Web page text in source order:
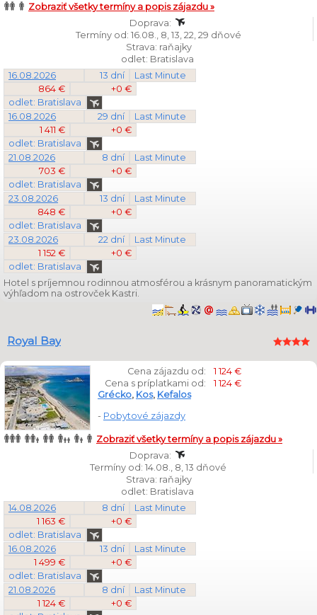
Zobraziť všetky termíny a popis zájazdu »
Doprava:
Termíny od: 16.08., 8, 13, 22, 29 dňové
Strava: raňajky
odlet: Bratislava
16.08.2026
13 dní
Last Minute
864 €
+0 €
odlet: Bratislava
16.08.2026
29 dní
Last Minute
1 411 €
+0 €
odlet: Bratislava
21.08.2026
8 dní
Last Minute
703 €
+0 €
odlet: Bratislava
23.08.2026
13 dní
Last Minute
848 €
+0 €
odlet: Bratislava
23.08.2026
22 dní
Last Minute
1 152 €
+0 €
odlet: Bratislava
Hotel s príjemnou rodinnou atmosférou a krásnym panoramatickým
výhľadom na ostrovček Kastri.
Royal Bay
Cena zájazdu od:
1 124 €
Cena s príplatkami od:
1 124 €
Grécko, Kos, Kefalos
- Pobytové zájazdy
Zobraziť všetky termíny a popis zájazdu »
Doprava:
Termíny od: 14.08., 8, 13 dňové
Strava: raňajky
odlet: Bratislava
14.08.2026
8 dní
Last Minute
1 163 €
+0 €
odlet: Bratislava
16.08.2026
13 dní
Last Minute
1 499 €
+0 €
odlet: Bratislava
21.08.2026
8 dní
Last Minute
1 124 €
+0 €